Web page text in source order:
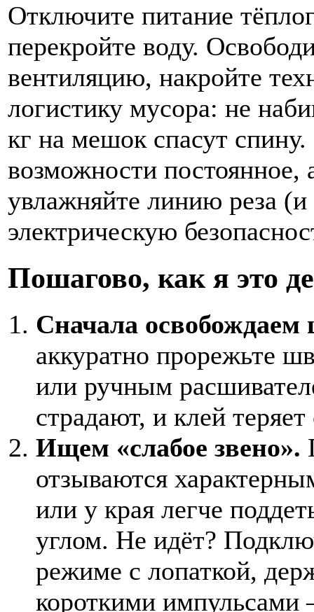
Отключите питание
перекройте воду.
вентиляцию, накройте
логистику мусора: не
кг на мешок спасут
возможности постоянное,
увлажняйте линию реза (и
электрическую
Пошагово, как я это
Сначала
аккуратно прорежьте
или ручным
страдают, и клей
Ищем «слабое звено».
отзываются
или у края легче
углом. Не идёт?
режиме с лопаткой,
короткими импульсами